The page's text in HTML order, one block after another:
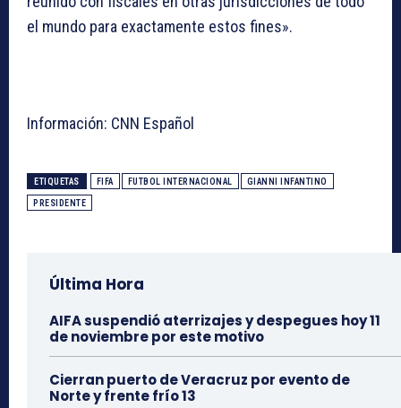
el mundo para exactamente estos fines».
Información: CNN Español
ETIQUETAS FIFA FUTBOL INTERNACIONAL GIANNI INFANTINO
PRESIDENTE
Última Hora
AIFA suspendió aterrizajes y despegues hoy 11
de noviembre por este motivo
Cierran puerto de Veracruz por evento de
Norte y frente frío 13